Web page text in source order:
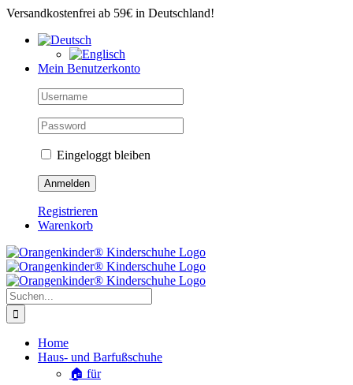
Zum
springen
Versandkostenfrei ab 59€ in Deutschland!
Mein Benutzerkonto
Eingeloggt bleiben
Registrieren
Warenkorb
Suche
nach:
Home
Haus- und Barfußschuhe
🏠 für